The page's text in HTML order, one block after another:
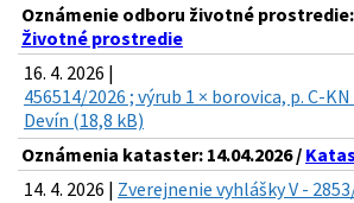
Oznámenie odboru životné prostredie:
Životné prostredie
16. 4. 2026 |
456514/2026 ; výrub 1 × borovica, p. C-KN
Devín (18,8 kB)
Oznámenia kataster: 14.04.2026 /
14. 4. 2026 | Zverejnenie vyhlášky V -